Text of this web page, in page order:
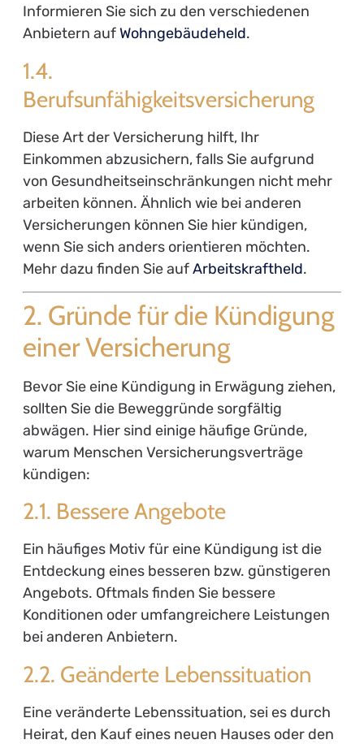
Informieren Sie sich zu den verschiedenen
Anbietern auf Wohngebäudeheld.
1.4.
Berufsunfähigkeitsversicherung
Diese Art der Versicherung hilft, Ihr
Einkommen abzusichern, falls Sie aufgrund
von Gesundheitseinschränkungen nicht mehr
arbeiten können. Ähnlich wie bei anderen
Versicherungen können Sie hier kündigen,
wenn Sie sich anders orientieren möchten.
Mehr dazu finden Sie aufArbeitskraftheld.
2. Gründe für die Kündigung
einer Versicherung
Bevor Sie eine Kündigung in Erwägung ziehen,
sollten Sie die Beweggründe sorgfältig
abwägen. Hier sind einige häufige Gründe,
warum Menschen Versicherungsverträge
kündigen:
2.1. Bessere Angebote
Ein häufiges Motiv für eine Kündigung ist die
Entdeckung eines besseren bzw. günstigeren
Angebots. Oftmals finden Sie bessere
Konditionen oder umfangreichere Leistungen
bei anderen Anbietern.
2.2. Geänderte Lebenssituation
Eine veränderte Lebenssituation, sei es durch
Heirat, den Kauf eines neuen Hauses oder den